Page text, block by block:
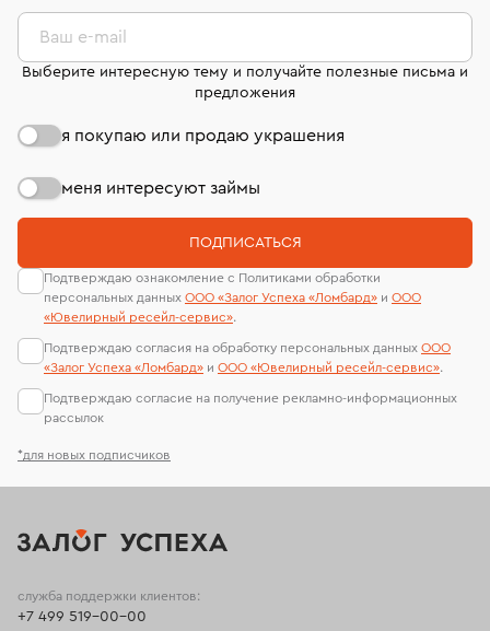
комиссионных украшений и часов смотрите на
странице«Возврат украшений»
лабораторий
*для новых подписчиков
Ваш e-mail
Выберите интересную тему и получайте полезные письма и
предложения
я покупаю или продаю украшения
меня интересуют займы
ПОДПИСАТЬСЯ
Подтверждаю ознакомление с Политиками обработки
персональных данных ООО «Залог Успеха «Ломбард» и ООО
«Ювелирный ресейл-сервиc».
Подтверждаю согласия на обработку персональных данных ООО
«Залог Успеха «Ломбард» и ООО «Ювелирный ресейл-сервиc».
Подтверждаю согласие на получение рекламно-информационных
рассылок
служба поддержки клиентов:
+7 499 519-00-00